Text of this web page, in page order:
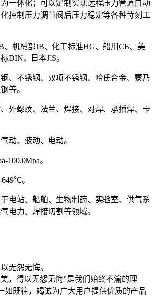
一体化；可以定制实现远程压力管道自动
控制压力调节阀后压力稳定等各种苛刻工
、机械部JB、化工标准HG、船用CB、美
DIN、日本JIS。
、不锈钢、双项不锈钢、哈氏合金、蒙乃
等。
外螺纹、法兰、焊接、对焊、承插焊、卡
动、液动、电动。
100.0Mpa。
。
电站、船舶、生物制药、实验室、供气系
电力、焊接切割等领域。
无怨无悔。
，得以无怨无悔”是我们始终不渝的理
如既往，竭诚为广大用户提供优质的产品